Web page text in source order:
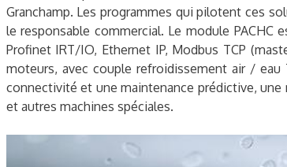
Granchamp. Les programmes qui pilotent ces
le responsable commercial. Le module PACHC
Profinet IRT/IO, Ethernet IP, Modbus TCP
moteurs, avec couple refroidissement air /
connectivité et une maintenance prédictive,
et autres machines spéciales.